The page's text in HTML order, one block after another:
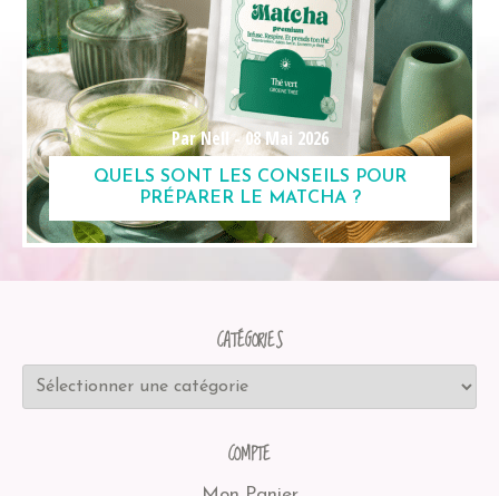
Par Nell -08 Mai 2026
QUELS SONT LES CONSEILS POUR
PRÉPARER LE MATCHA ?
CATÉGORIES
COMPTE